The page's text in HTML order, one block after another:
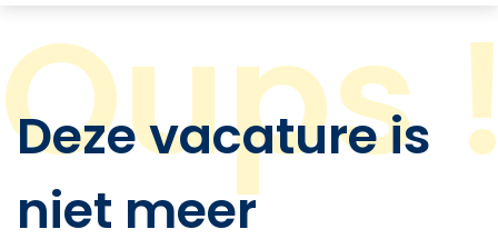
Deze vacature is
niet meer